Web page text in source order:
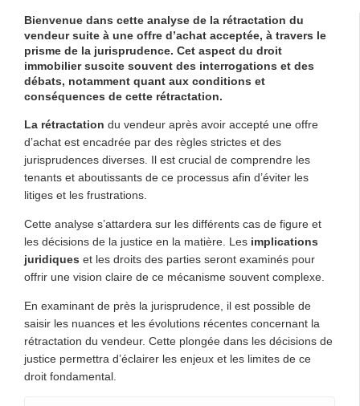
Bienvenue dans cette analyse de la rétractation du
vendeur suite à une offre d’achat acceptée, à travers le
prisme de la jurisprudence. Cet aspect du droit
immobilier suscite souvent des interrogations et des
débats, notamment quant aux conditions et
conséquences de cette rétractation.
La rétractation du vendeur après avoir accepté une offre
d’achat est encadrée par des règles strictes et des
jurisprudences diverses. Il est crucial de comprendre les
tenants et aboutissants de ce processus afin d’éviter les
litiges et les frustrations.
Cette analyse s’attardera sur les différents cas de figure et
les décisions de la justice en la matière. Les implications
juridiques et les droits des parties seront examinés pour
offrir une vision claire de ce mécanisme souvent complexe.
En examinant de près la jurisprudence, il est possible de
saisir les nuances et les évolutions récentes concernant la
rétractation du vendeur. Cette plongée dans les décisions de
justice permettra d’éclairer les enjeux et les limites de ce
droit fondamental.